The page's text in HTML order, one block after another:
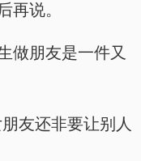
再说。
做朋友是一件又
友还非要让别人